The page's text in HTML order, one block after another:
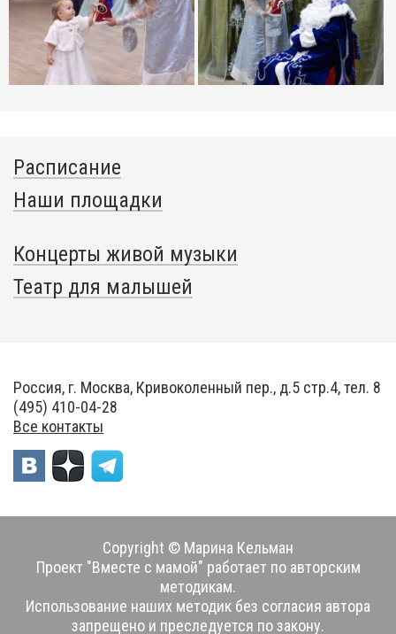
Расписание
Наши площадки
Концерты живой музыки
Театр для малышей
Россия, г. Москва, Кривоколенный пер., д.5 стр.4, тел. 8
(495) 410-04-28
Все контакты
Copyright © Марина Кельман
Проект "Вместе с мамой" работает по авторским
методикам.
Использование наших методик без согласия автора
запрещено и преследуется по закону.